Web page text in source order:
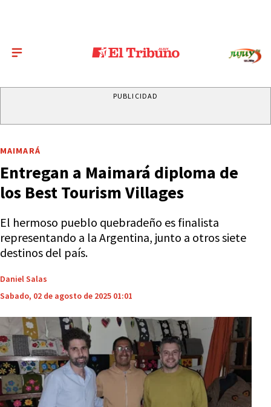
PUBLICIDAD
MAIMARÁ
Entregan a Maimará diploma de
los Best Tourism Villages
El hermoso pueblo quebradeño es finalista
representando a la Argentina, junto a otros siete
destinos del país.
Daniel Salas
Sabado, 02 de agosto de 2025 01:01